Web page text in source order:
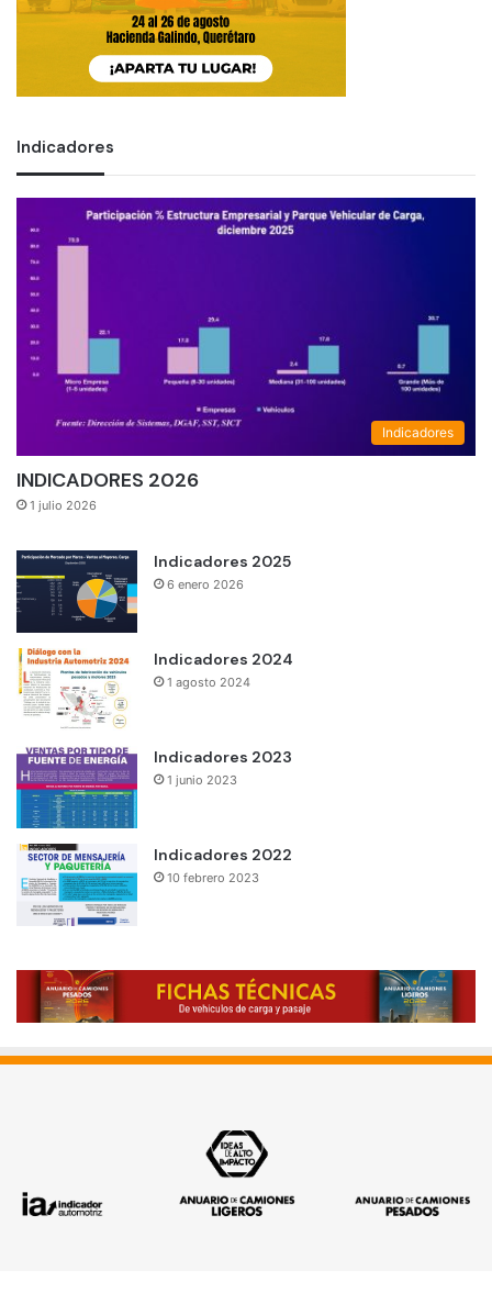
Indicadores
Indicadores
INDICADORES 2026
1 julio 2026
Indicadores 2025
6 enero 2026
Indicadores 2024
1 agosto 2024
Indicadores 2023
1 junio 2023
Indicadores 2022
10 febrero 2023